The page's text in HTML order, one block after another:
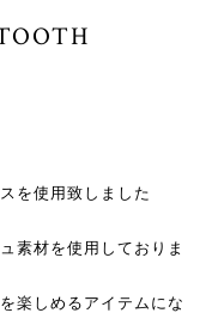
を使用致しました
素材を使用しておりま
楽しめるアイテムにな